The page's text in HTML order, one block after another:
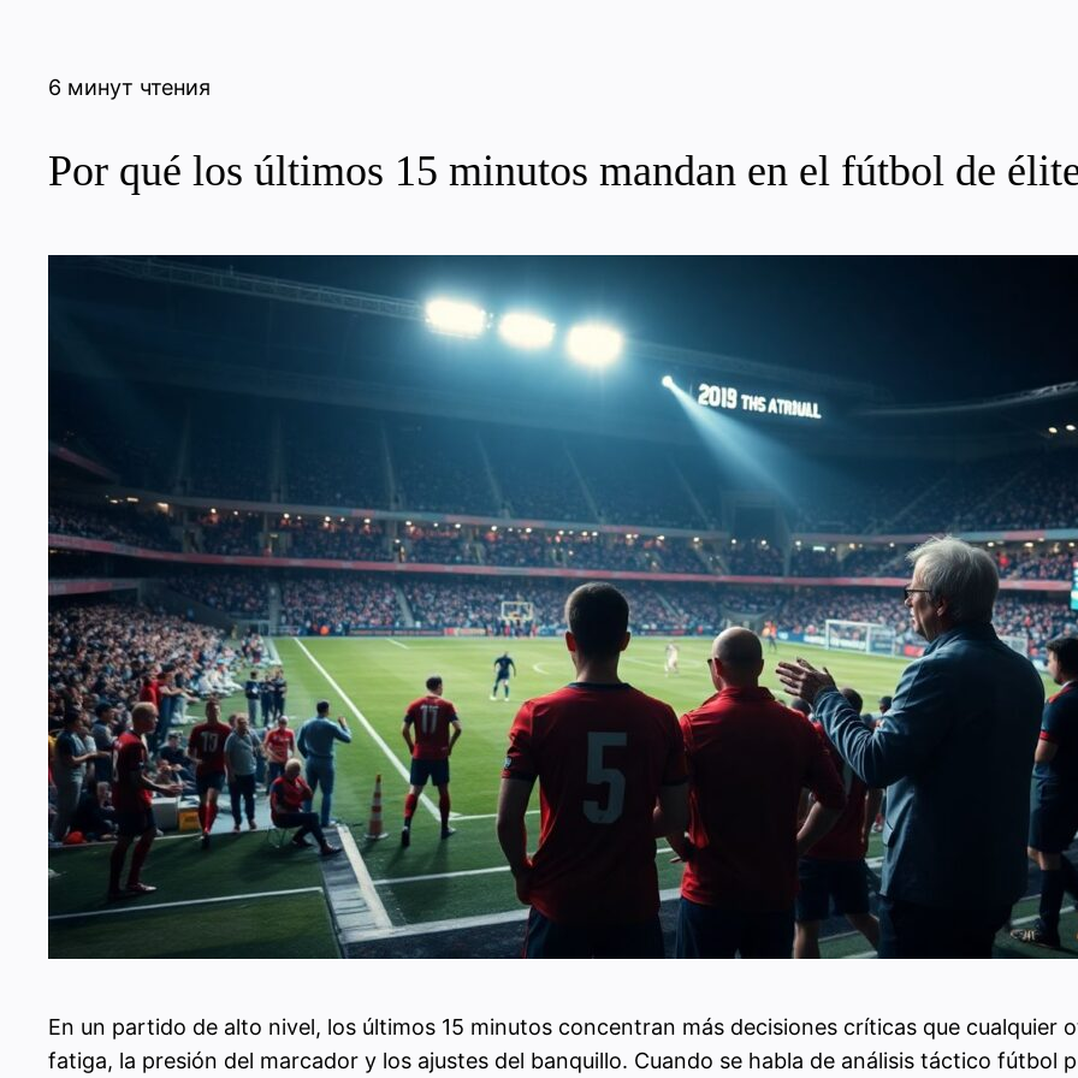
6 минут чтения
Por qué los últimos 15 minutos mandan en el fútbol de
En un partido de alto nivel, los últimos 15 minutos concentran más decisiones críticas que cualquier
fatiga, la presión del marcador y los ajustes del banquillo. Cuando se habla de análisis táctico